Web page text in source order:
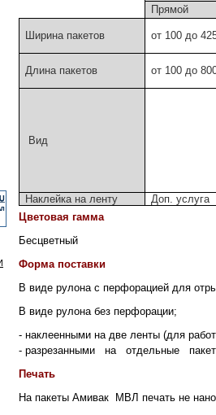
Прямой
Ширина пакетов от 100 до
Длина пакетов от 100 до
Вид
Наклейка на ленту
Доп. услуга
Цветовая гамма
Бесцветный
Форма поставки
В виде рулона с перфорацией для
В виде рулона без перфорации;
- наклеенными на две ленты (для
- разрезанными на отдельные
Печать
На пакеты Амивак МВЛ печать не